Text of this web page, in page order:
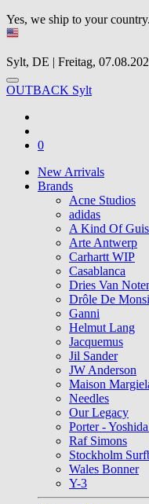
Yes, we ship to your country.
Sylt, DE | Freitag,
OUTBACK Sylt
0
New Arrivals
Brands
Acne Studios
adidas
A Kind Of
Arte Antwerp
Carhartt WIP
Casablanca
Dries Van
Drôle De
Ganni
Helmut Lang
Jacquemus
Jil Sander
JW Anderson
Maison
Needles
Our Legacy
Porter -
Raf Simons
Stockholm
Wales Bonner
Y-3